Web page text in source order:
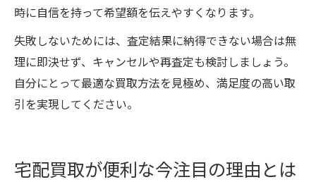
時に自信を持って希望額を伝えやすくなります。
失敗しないためには、査定結果に納得できない場合は無
理に即決せず、キャンセルや再査定も検討しましょう。
自分にとって最適な買取方法を見極め、満足度の高い取
引を実現してください。
宅配買取が便利な今注目の理由とは